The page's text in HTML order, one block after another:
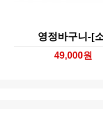
영정바구니-[
49,000원